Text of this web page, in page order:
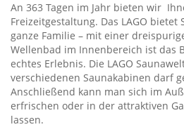
An 363 Tagen im Jahr bieten wir
Freizeitgestaltung. Das LAGO
ganze Familie – mit einer
Wellenbad im Innenbereich ist das
echtes Erlebnis. Die LAGO
verschiedenen Saunakabinen darf
Anschließend kann man sich im
erfrischen oder in der attraktiven
lassen.